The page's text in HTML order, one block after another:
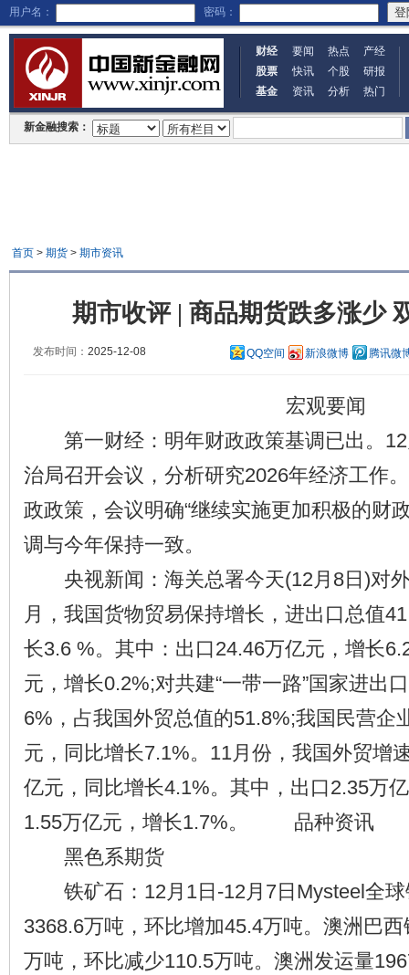
用户名： 密码：
财经 要闻 热点
产经
股票
快讯 个股
研报
基金
资讯 分析 热门
新金融搜索：
首页> 期货> 期市资讯
期市收评 | 商品期货跌多涨少
发布时间： 2025-12-08 QQ空间 新浪微博 腾讯微
宏观要闻
第一财经：明年财政政策基调已出。12
治局召开会议，分析研究2026年经济工作
政政策，会议明确“继续实施更加积极的财
调与今年保持一致。
央视新闻：海关总署今天(12月8日)对
月，我国货物贸易保持增长，进出口总值
长3.6 %。其中：出口24.46万亿元，增长
元，增长0.2%;对共建“一带一路”国家进出
6%，占我国外贸总值的51.8%;我国民营企
元，同比增长7.1%。11月份，我国外贸增
亿元，同比增长4.1%。其中，出口2.35万
1.55万亿元，增长1.7%。 品种资讯
黑色系期货
铁矿石：12月1日-12月7日Mysteel全球
3368.6万吨，环比增加45.4万吨。澳洲巴
万吨，环比减少110.5万吨。澳洲发运量